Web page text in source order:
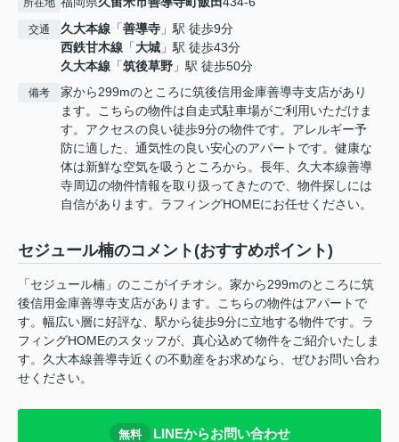
所在地
交通 久大本線 「善導寺 」駅 徒歩9分
西鉄甘木線 「大城 」駅 徒歩43分
久大本線 「筑後草野 」駅 徒歩50分
備考
家から299mのところに筑後信用金庫善導寺支店があり
ます。こちらの物件は自走式駐車場がご利用いただけま
す。アクセスの良い徒歩9分の物件です。アレルギー予
防に適した、通気性の良い安心のアパートです。健康な
体は新鮮な空気を吸うところから。長年、久大本線善導
寺周辺の物件情報を取り扱ってきたので、物件探しには
自信があります。ラフィングHOMEにお任せください。
セジュール楠のコメント(おすすめポイント)
「セジュール楠」のここがイチオシ。家から299mのところに筑
後信用金庫善導寺支店があります。こちらの物件はアパートで
す。幅広い層に好評な、駅から徒歩9分に立地する物件です。ラ
フィングHOMEのスタッフが、真心込めて物件をご紹介いたしま
す。久大本線善導寺近くの不動産をお求めなら、ぜひお問い合わ
せください。
無料 LINEからお問い合わせ